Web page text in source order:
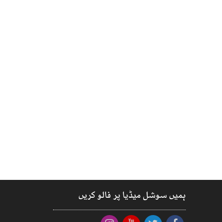
ہمیں سوشل میڈیا پر فالو کریں